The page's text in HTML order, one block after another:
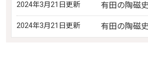
2024年3月21日更新 有田の陶磁
2024年3月21日更新 有田の陶磁